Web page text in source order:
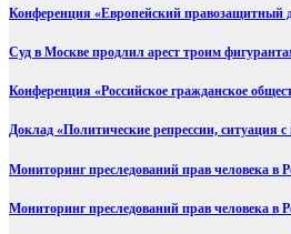
Конференция «Европейский правозащитный
Суд в Москве продлил арест троим
Конференция «Российское гражданское
Доклад «Политические репрессии, ситуация
Мониторинг преследований прав человека в
Мониторинг преследований прав человека в